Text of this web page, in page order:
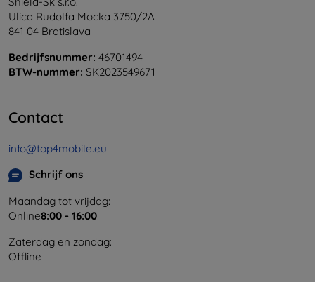
Ulica Rudolfa Mocka 3750/2A
841 04 Bratislava
Bedrijfsnummer: 46701494
BTW-nummer: SK2023549671
Contact
info@top4mobile.eu
Schrijf ons
Maandag tot vrijdag:
Online8:00 - 16:00
Zaterdag en zondag:
Offline